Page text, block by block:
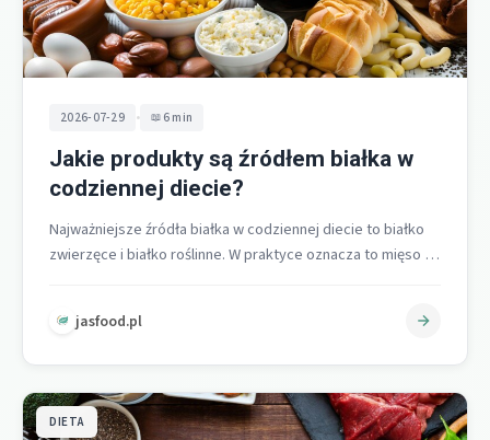
2026-07-29 • 6 min
Jakie produkty są źródłem białka w
codziennej diecie?
Najważniejsze źródła białka w codziennej diecie to białko
zwierzęce i białko roślinne. W praktyce oznacza to mięso i
jasfood.pl
DIETA